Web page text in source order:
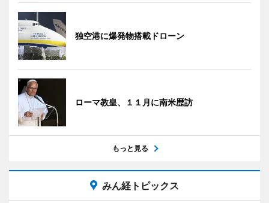
独空港に爆発物搭載ドローン
ローマ教皇、１１月に南米歴訪
もっと見る
みん経トピックス